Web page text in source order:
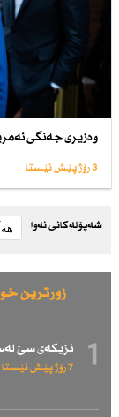
وەزیری جەنگی
3 رۆژ پێش ئێستا
شەپۆلەکانی نەوا
زۆرترین
1 نزیكەی سێ
7 رۆژ پێش ئێستا